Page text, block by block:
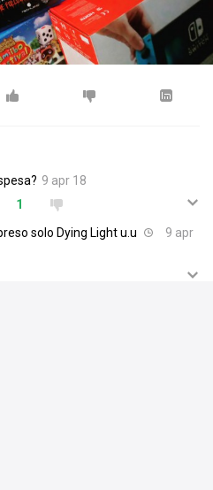
9 apr 18
1
solo Dying Light u.u
9 apr